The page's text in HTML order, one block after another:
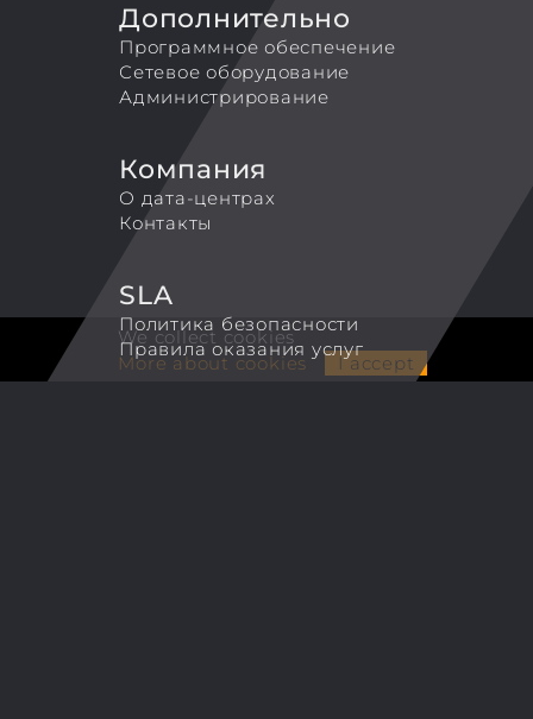
Дополнительно
Программное обеспечение
Сетевое оборудование
Администрирование
Компания
О дата-центрах
Контакты
SLA
Политика безопасности
Правила оказания услуг
We collect cookies
More about cookies
I accept